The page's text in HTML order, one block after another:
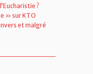
?
» sur KTO
et malgré